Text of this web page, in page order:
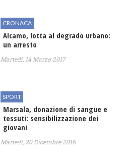
CRONACA
Alcamo, lotta al degrado urbano:
un arresto
Martedì, 14 Marzo 2017
SPORT
Marsala, donazione di sangue e
tessuti: sensibilizzazione dei
giovani
Martedì, 20 Dicembre 2016